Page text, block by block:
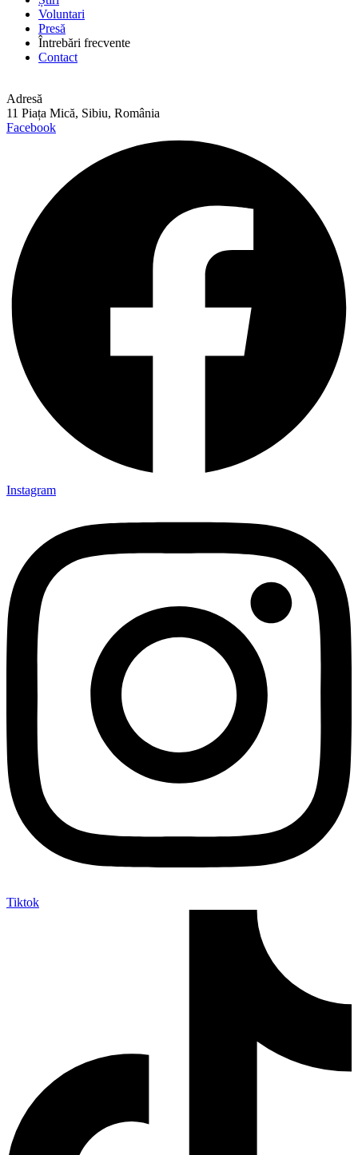
Voluntari
Presă
Întrebări frecvente
Contact
Adresă
11 Piața Mică, Sibiu, România
Facebook
Instagram
Tiktok